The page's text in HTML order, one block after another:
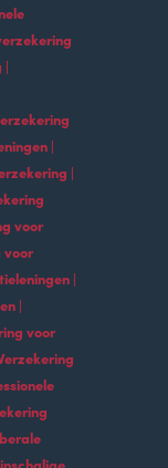
|
|
|
voor
voor
|
|
voor